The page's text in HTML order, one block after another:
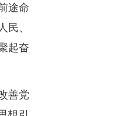
途命
民、
起奋
善党